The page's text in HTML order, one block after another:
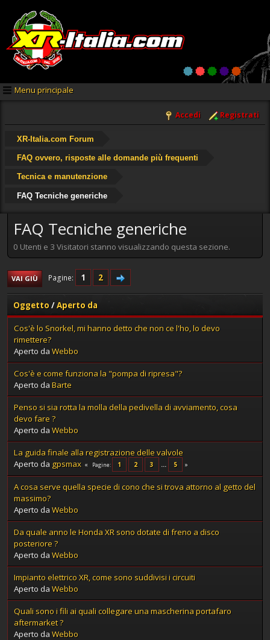
Menu principale
Accedi Registrati
XR-Italia.com Forum
FAQ ovvero, risposte alle domande più frequenti
Tecnica e manutenzione
FAQ Tecniche generiche
FAQ Tecniche generiche
0 Utenti e 3 Visitatori stanno visualizzando questa sezione.
VAI GIÙ Pagine 1 2
Oggetto/Aperto da
Cos'è lo Snorkel, mi hanno detto che non ce l'ho, lo devo
rimettere?
Aperto da Webbo
Cos'è e come funziona la "pompa di ripresa"?
Aperto da Barte
Penso si sia rotta la molla della pedivella di avviamento, cosa
devo fare ?
Aperto da Webbo
La guida finale alla registrazione delle valvole
Aperto da gpsmax Pagine 1 2 3 ... 5
A cosa serve quella specie di cono che si trova attorno al getto del
massimo?
Aperto da Webbo
Da quale anno le Honda XR sono dotate di freno a disco
posteriore ?
Aperto da Webbo
Impianto elettrico XR, come sono suddivisi i circuiti
Aperto da Webbo
Quali sono i fili ai quali collegare una mascherina portafaro
aftermarket ?
Aperto da Webbo